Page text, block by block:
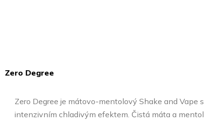
Zero Degree
Zero Degree je mátovo-mentolový Shake and Vape s
intenzivním chladivým efektem. Čistá máta a mentol
hodnocení
produktu